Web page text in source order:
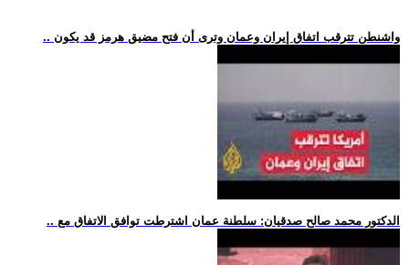
.. واشنطن تترقب اتفاق إيران وعمان وترى أن فتح مضيق هرمز قد يكون
.. الدكتور محمد صالح صدقيان: سلطنة عمان اشترطت توافق الاتفاق مع